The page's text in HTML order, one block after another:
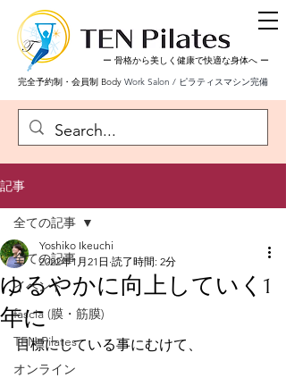
ー 骨格から美しく健康で快適な身体へ ー
完全予約制・会員制 Body Work Salon / ピラティスマシン完備
記事
全ての記事
イベント
fascia (膜・筋膜)
TEN Pilates
オンライン
全ての記事
ゆるやかに向上していく1
年に
Yoshiko Ikeuchi
2022年1月21日 読了時間: 2分
目標にしている事にむけて、